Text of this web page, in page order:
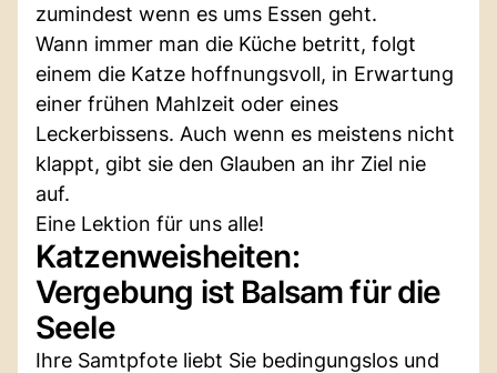
zumindest wenn es ums Essen geht.
Wann immer man die Küche betritt, folgt
einem die Katze hoffnungsvoll, in Erwartung
einer frühen Mahlzeit oder eines
Leckerbissens. Auch wenn es meistens nicht
klappt, gibt sie den Glauben an ihr Ziel nie
auf.
Eine Lektion für uns alle!
Katzenweisheiten:
Vergebung ist Balsam für die
Seele
Ihre Samtpfote liebt Sie bedingungslos und